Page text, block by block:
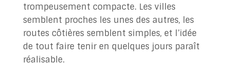
trompeusement compacte. Les villes
semblent proches les unes des autres, les
routes côtières semblent simples, et l’idée
de tout faire tenir en quelques jours paraît
réalisable.